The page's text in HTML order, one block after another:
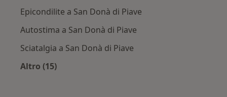
Epicondilite a San Donà di Piave
Autostima a San Donà di Piave
Sciatalgia a San Donà di Piave
Altro (15)